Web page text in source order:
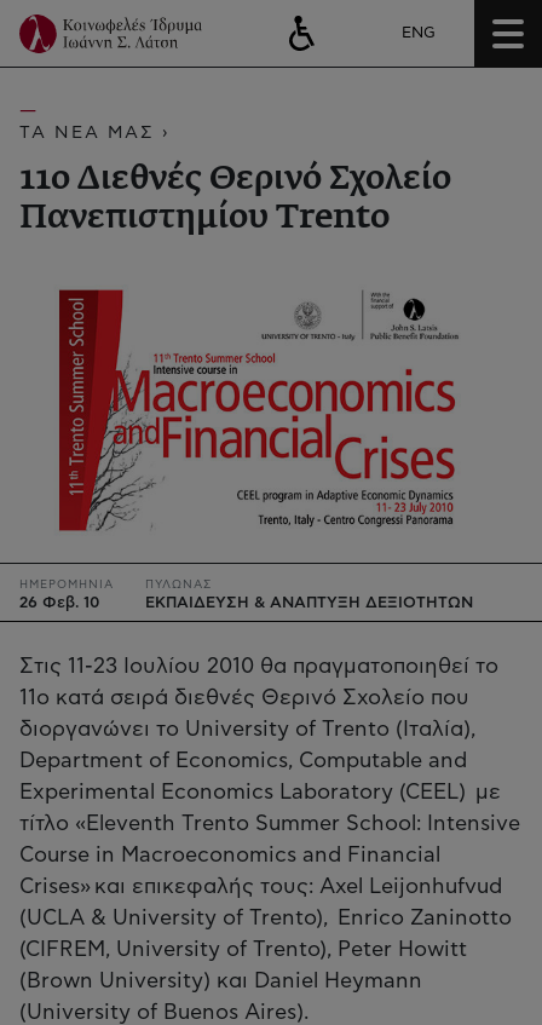
ENG
ΤΑ ΝΕΑ ΜΑΣ ›
11ο Διεθνές Θερινό Σχολείο
Πανεπιστημίου Trento
ΗΜΕΡΟΜΗΝΙΑ
26 Φεβ. 10
ΠΥΛΩΝΑΣ
ΕΚΠΑΙΔΕΥΣΗ & ΑΝΑΠΤΥΞΗ ΔΕΞΙΟΤΗΤΩΝ
Στις 11-23 Ιουλίου 2010 θα πραγματοποιηθεί το
11ο κατά σειρά διεθνές Θερινό Σχολείο που
διοργανώνει το University of Trento (Ιταλία),
Department of Economics, Computable and
Experimental Economics Laboratory (CEEL) με
τίτλο «Eleventh Trento Summer School: Intensive
Course in Macroeconomics and Financial
Crises» και επικεφαλής τους: Axel Leijonhufvud
(UCLA & University of Trento), Enrico Zaninotto
(CIFREM, University of Trento), Peter Howitt
(Brown University) και Daniel Heymann
(University of Buenos Aires).